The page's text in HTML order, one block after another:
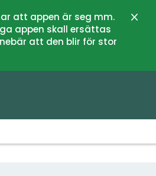
att appen är seg mm.
appen skall ersättas
att den blir för stor